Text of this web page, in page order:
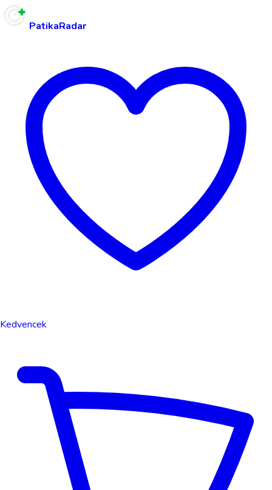
PatikaRadar
Kedvencek